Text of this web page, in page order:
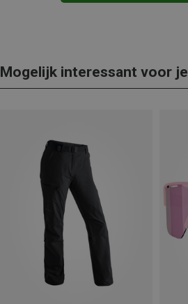
Mogelijk interessant voor je